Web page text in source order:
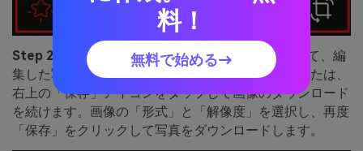
Step 2:
画面上部の「共有」アイコンをクリックして、編
集した写真をソーシャルメディアで共有します。または、
右上の「保存」アイコンをタップして画像のダウンロード
を続けます。画像の「形式」と「解像度」を選択し、再度
「保存」をクリックして写真をダウンロードします。
料！
無料で始める→